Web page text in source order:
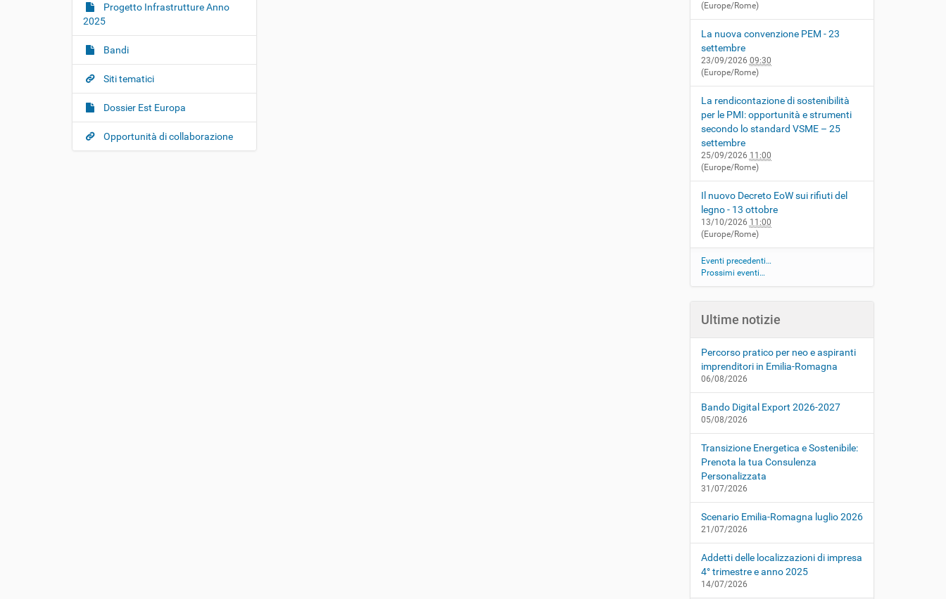
o
n
e
Progetto Infrastrutture Anno
2025
Bandi
Siti tematici
Dossier Est Europa
Opportunità di collaborazione
(Europe/Rome)
La nuova convenzione PEM - 23
settembre
23/09/2026 09:30
(Europe/Rome)
La rendicontazione di sostenibilità
per le PMI: opportunità e strumenti
secondo lo standard VSME – 25
settembre
25/09/2026 11:00
(Europe/Rome)
Il nuovo Decreto EoW sui rifiuti del
legno - 13 ottobre
13/10/2026 11:00
(Europe/Rome)
Eventi precedenti…
Prossimi eventi…
Ultime notizie
Percorso pratico per neo e aspiranti
imprenditori in Emilia-Romagna
06/08/2026
Bando Digital Export 2026-2027
05/08/2026
Transizione Energetica e Sostenibile:
Prenota la tua Consulenza
Personalizzata
31/07/2026
Scenario Emilia-Romagna luglio 2026
21/07/2026
Addetti delle localizzazioni di impresa
4° trimestre e anno 2025
14/07/2026